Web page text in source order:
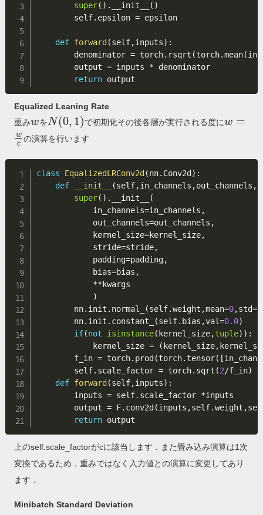
super( ) . __init__ ( )
        self
. epsilon = epsilon
def forward (self,inputs) :
        denominator
= torch. rsqrt (torch.mean(
        output
= inputs * denominator
return
Equalized Leaning Rate
重みw
wをN(0,1)
N(0, 1)で初期化その後各層が実行される度にw =
c
w の演算を行います
class EqualizedLRConv2d (nn. Conv2d ) :
def
__init__ (self,in_channels ,out_channels ,
super( ) . __init__
(
            in_channels
=in_channels ,
            out_channels
=out_channels ,
            kernel_size
=kernel_size,
            stride
=stride,
            padding
=padding,
            bias
=bias ,
** kwargs
)
        nn
. init . normal_ (self.weight ,mean=0,std=
        nn
. init . constant_ (self. bias ,val=0.0)
if(not isinstance( kernel_size,tuple) ) :
            kernel_size
= ( kernel_size,
        f_in
= torch. prod (torch.tensor( [
        self
. scale_factor = torch. sqrt (2/f_in)
def forward (self,inputs) :
        inputs
= self. scale_factor *inputs
        output
= F. conv2d (inputs ,self.weight ,
return
上のself.scale_factorがcに該当します．また畳み込み演算は1次
変換であるため，重みではなく入力値との演算に変更してあり
ます．
Minibatch Standard Deviation